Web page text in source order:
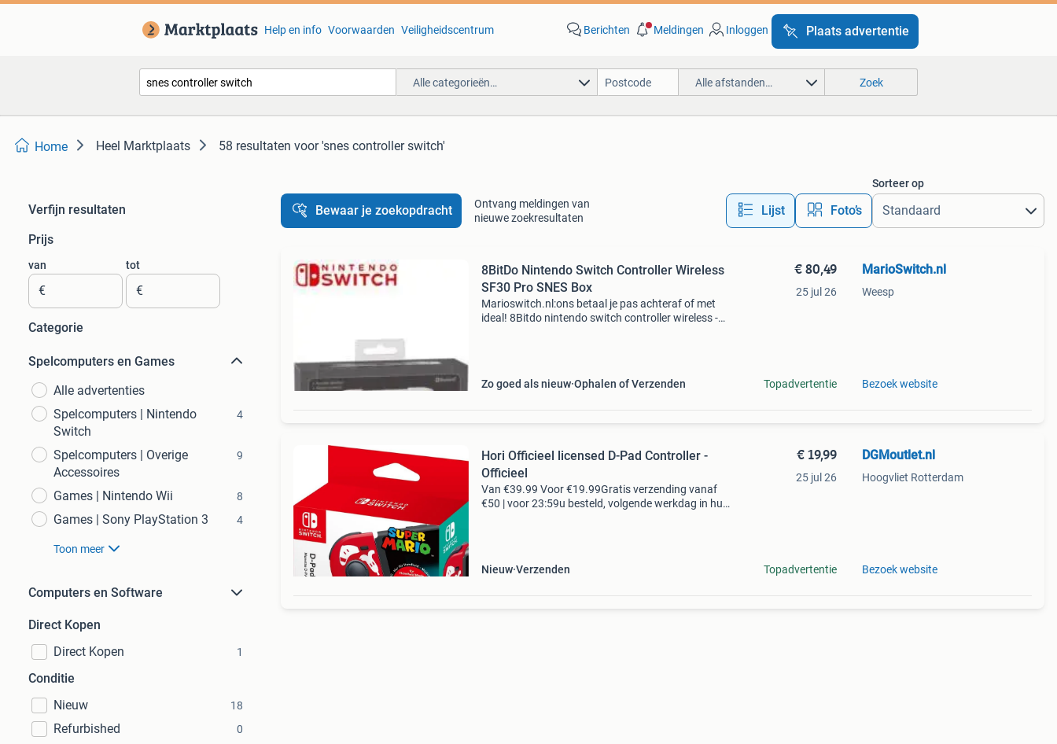
Help en info Voorwaarden Veiligheidscentrum Berichten Meldingen Inloggen Plaats advertentie
Alle categorieën… Alle afstanden… Zoek
Home Heel Marktplaats 58 resultaten voor 'snes controller switch'
Verfijn resultaten
Prijs
van
€
tot
€
Categorie
Spelcomputers en Games
Alle advertenties
Spelcomputers | Nintendo
Switch
4
Spelcomputers | Overige
Accessoires
9
Games | Nintendo Wii 8
Games | Sony PlayStation 3 4
Toon meer
Computers en Software
Direct Kopen
Direct Kopen
1
Conditie
Nieuw
18
Refurbished 0
Bewaar je zoekopdracht
Ontvang meldingen van
nieuwe zoekresultaten
Lijst Foto’s
Sorteer op
8BitDo Nintendo Switch Controller Wireless
SF30 Pro SNES Box
Marioswitch.nl:ons betaal je pas achteraf of met
ideal! 8Bitdo nintendo switch controller wireless -
Zo goed als nieuw Ophalen of Verzenden
€ 80,49
25 jul 26
Topadvertentie
MarioSwitch.nl
Weesp
Bezoek website
Hori Officieel licensed D-Pad Controller -
Officieel
Van €39.99 Voor €19.99Gratis verzending vanaf
€50 | voor 23:59u besteld, volgende werkdag in huis
Nieuw Verzenden
€ 19,99
25 jul 26
Topadvertentie
DGMoutlet.nl
Hoogvliet Rotterdam
Bezoek website